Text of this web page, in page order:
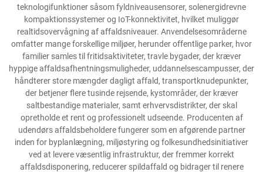
teknologifunktioner såsom fyldniveausensorer, solenergidrevne
kompaktionssystemer og IoT-konnektivitet, hvilket muliggør
realtidsovervågning af affaldsniveauer. Anvendelsesområderne
omfatter mange forskellige miljøer, herunder offentlige parker, hvor
familier samles til fritidsaktiviteter, travle bygader, der kræver
hyppige affaldsafhentningsmuligheder, uddannelsescampusser, der
håndterer store mængder dagligt affald, transportknudepunkter,
der betjener flere tusinde rejsende, kystområder, der kræver
saltbestandige materialer, samt erhvervsdistrikter, der skal
opretholde et rent og professionelt udseende. Producenten af
udendørs affaldsbeholdere fungerer som en afgørende partner
inden for byplanlægning, miljøstyring og folkesundhedsinitiativer
ved at levere væsentlig infrastruktur, der fremmer korrekt
affaldsdisponering, reducerer spildaffald og bidrager til renere